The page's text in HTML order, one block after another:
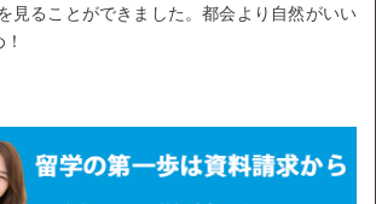
見ることができました。都会より自然がいい